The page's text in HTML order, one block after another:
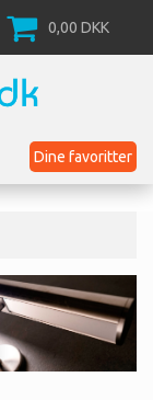
0,00 DKK
Dine favoritter